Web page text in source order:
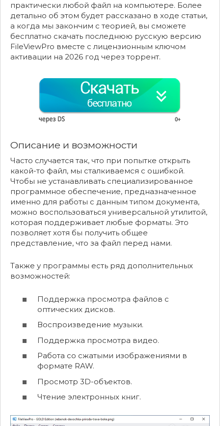
практически любой файл на компьютере. Более
детально об этом будет рассказано в ходе статьи,
а когда мы закончим с теорией, вы сможете
бесплатно скачать последнюю русскую версию
FileViewPro вместе с лицензионным ключом
активации на 2026 год через торрент.
Описание и возможности
Часто случается так, что при попытке открыть
какой-то файл, мы сталкиваемся с ошибкой.
Чтобы не устанавливать специализированное
программное обеспечение, предназначенное
именно для работы с данным типом документа,
можно воспользоваться универсальной утилитой,
которая поддерживает любые форматы. Это
позволяет хотя бы получить общее
представление, что за файл перед нами.
Также у программы есть ряд дополнительных
возможностей:
Поддержка просмотра файлов с
оптических дисков.
Воспроизведение музыки.
Поддержка просмотра видео.
Работа со сжатыми изображениями в
формате RAW.
Просмотр 3D-объектов.
Чтение электронных книг.